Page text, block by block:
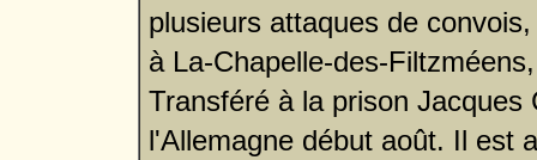
plusieurs attaques de
à La-Chapelle-des-
Transféré à la prison
l'Allemagne début août. Il est